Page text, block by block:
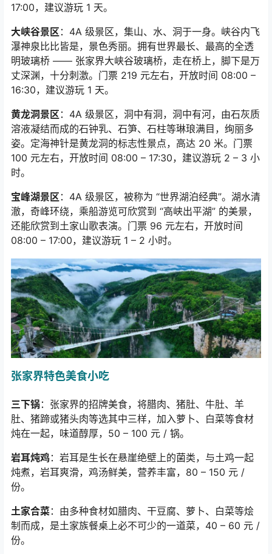
17:00，建议游玩 1 天。
大峡谷景区 ： 4A 级景区，集山、水、洞于一身。峡谷内飞
瀑神泉比比皆是，景色秀丽。拥有世界最长、最高的全透
明玻璃桥 —— 张家界大峡谷玻璃桥，走在桥上，脚下是万
丈深渊，十分刺激。门票 219 元左右，开放时间 08:00 –
16:30，建议游玩 1 天。
黄龙洞景区 ： 4A 级景区，洞中有洞，洞中有河，由石灰质
溶液凝结而成的石钟乳、石笋、石柱等琳琅满目，绚丽多
姿。定海神针是黄龙洞的标志性景点，高达 20 米。门票
100 元左右，开放时间 08:00 – 17:30，建议游玩 2 – 3 小
时。
宝峰湖景区 ： 4A 级景区，被称为 “世界湖泊经典”。湖水清
澈，奇峰环绕，乘船游览可欣赏到 “高峡出平湖” 的美景，
还能欣赏到土家山歌表演。门票 96 元左右，开放时间
08:00 – 17:00，建议游玩 1 – 2 小时。
张家界特色美食小吃
三下锅：张家界的招牌美食，将腊肉、猪肚、牛肚、羊
肚、猪蹄或猪头肉等选其中三样，加入萝卜、白菜等食材
炖在一起，味道醇厚， 50 – 100 元 / 锅。
岩耳炖鸡：岩耳是生长在悬崖绝壁上的菌类，与土鸡一起
炖煮，岩耳爽滑，鸡汤鲜美，营养丰富， 80 – 150 元 /
份。
土家合菜：由多种食材如腊肉、干豆腐、萝卜、白菜等烩
制而成，是土家族餐桌上必不可少的一道菜， 40 – 60 元 /
份。